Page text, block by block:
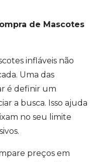
de Mascotes
infláveis não
Uma das
é definir um
a busca. Isso ajuda
no seu limite
preços em